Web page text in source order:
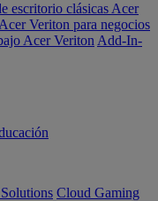
escritorio clásicas Acer
Veriton para negocios
Acer Veriton Add-In-
Cloud Gaming